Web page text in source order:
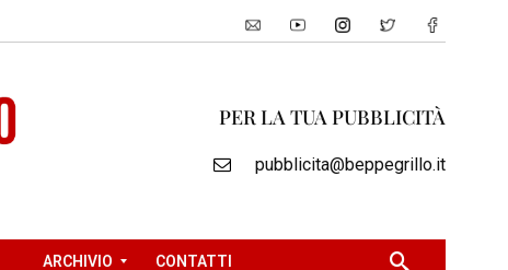
PER LA TUA PUBBLICITÀ
pubblicita@beppegrillo.it
ARCHIVIO CONTATTI